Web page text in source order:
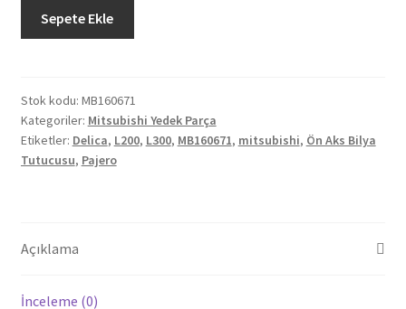
Mitsubishi
L300
Pajero
Ön
Aks
adet
Sepete Ekle
Stok kodu: MB160671
Kategoriler: Mitsubishi Yedek Parça
Etiketler: Delica, L200, L300, MB160671, mitsubishi, Ön Aks Bilya
Tutucusu, Pajero
Açıklama
İnceleme (0)